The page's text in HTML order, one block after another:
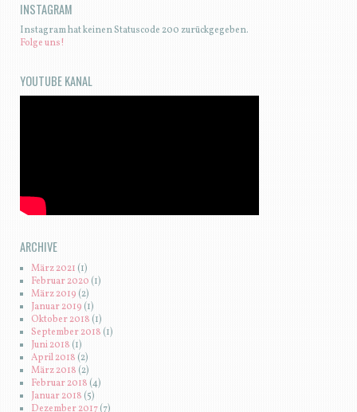
INSTAGRAM
Instagram hat keinen Statuscode 200 zurückgegeben.
Folge uns!
YOUTUBE KANAL
ARCHIVE
März 2021(1)
Februar 2020 (1)
März 2019 (2)
Januar 2019 (1)
Oktober 2018 (1)
September 2018 (1)
Juni 2018 (1)
April 2018 (2)
März 2018 (2)
Februar 2018(4)
Januar 2018 (5)
Dezember 2017(7)